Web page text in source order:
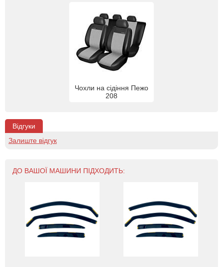
Чохли на сідіння Пежо
208
Відгуки
Залиште відгук
ДО ВАШОЇ МАШИНИ ПІДХОДИТЬ: